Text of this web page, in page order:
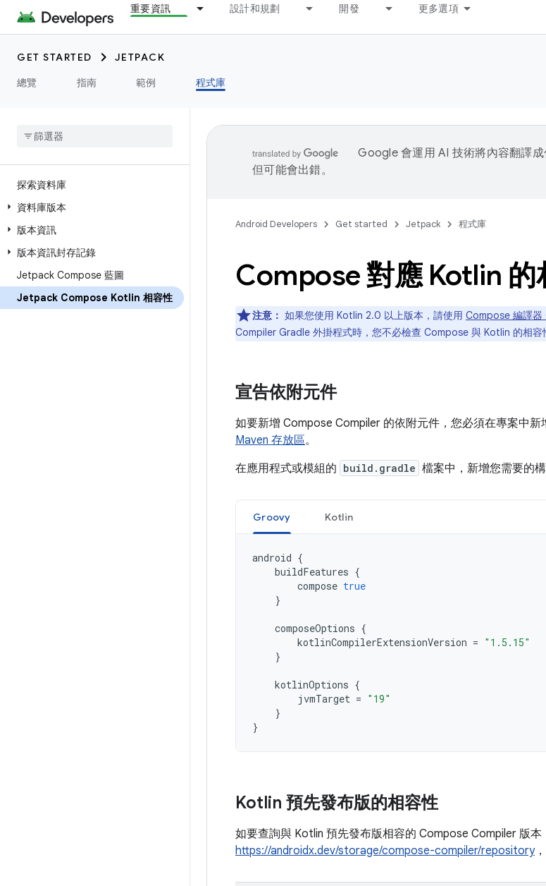
重要資訊 設計和規劃 開發 更多選項
GET STARTED
JETPACK
總覽
指南 範例 程式庫
探索資料庫
資料庫版本
版本資訊
版本資訊封存記錄
Jetpack Compose 藍圖
Jetpack Compose Kotlin 相容性
Google 會運用 AI 技術將內容翻譯成
但可能會出錯。
Android Developers Get started Jetpack 程式庫
Compose 對應 Kotlin 的
注意： 如果您使用 Kotlin 2.0 以上版本，請使用 Compose 編譯器
Compiler Gradle 外掛程式時，您不必檢查 Compose 與 Kotlin 的相容
宣告依附元件
如要新增 Compose Compiler 的依附元件，您必須在專案中
Maven 存放區。
在應用程式或模組的 build.gradle 檔案中，新增您需要的
Groovy Kotlin
android {
buildFeatures {
compose true
}
composeOptions {
kotlinCompilerExtensionVersion = "1.5.15"
}
kotlinOptions {
jvmTarget = "19"
}
}
Kotlin 預先發布版的相容性
如要查詢與 Kotlin 預先發布版相容的 Compose Compiler 版本
https://androidx.dev/storage/compose-compiler/repository